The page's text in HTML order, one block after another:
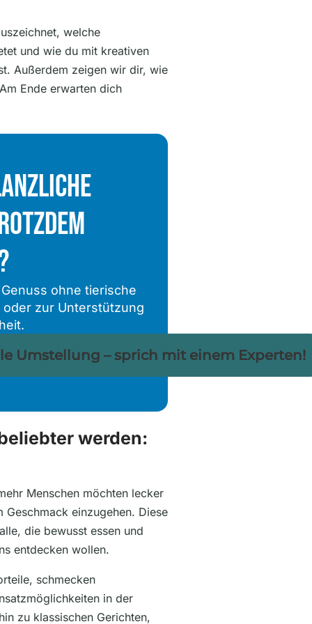
welche
und wie du mit kreativen
Außerdem zeigen wir dir, wie
Ende erwarten dich
ohne tierische
zur Unterstützung
Umstellung – sprich mit einem Experten!
werden:
Menschen möchten lecker
einzugehen. Diese
die bewusst essen und
entdecken wollen.
schmecken
in der
zu klassischen Gerichten,